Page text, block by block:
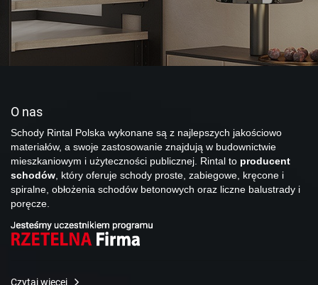
O nas
Schody Rintal Polska wykonane są z najlepszych jakościowo
materiałów, a swoje zastosowanie znajdują w budownictwie
mieszkaniowym i użyteczności publicznej. Rintal to producent
schodów , który oferuje schody proste, zabiegowe, kręcone i
spiralne, obłożenia schodów betonowych oraz liczne balustrady i
poręcze.
Czytaj więcej